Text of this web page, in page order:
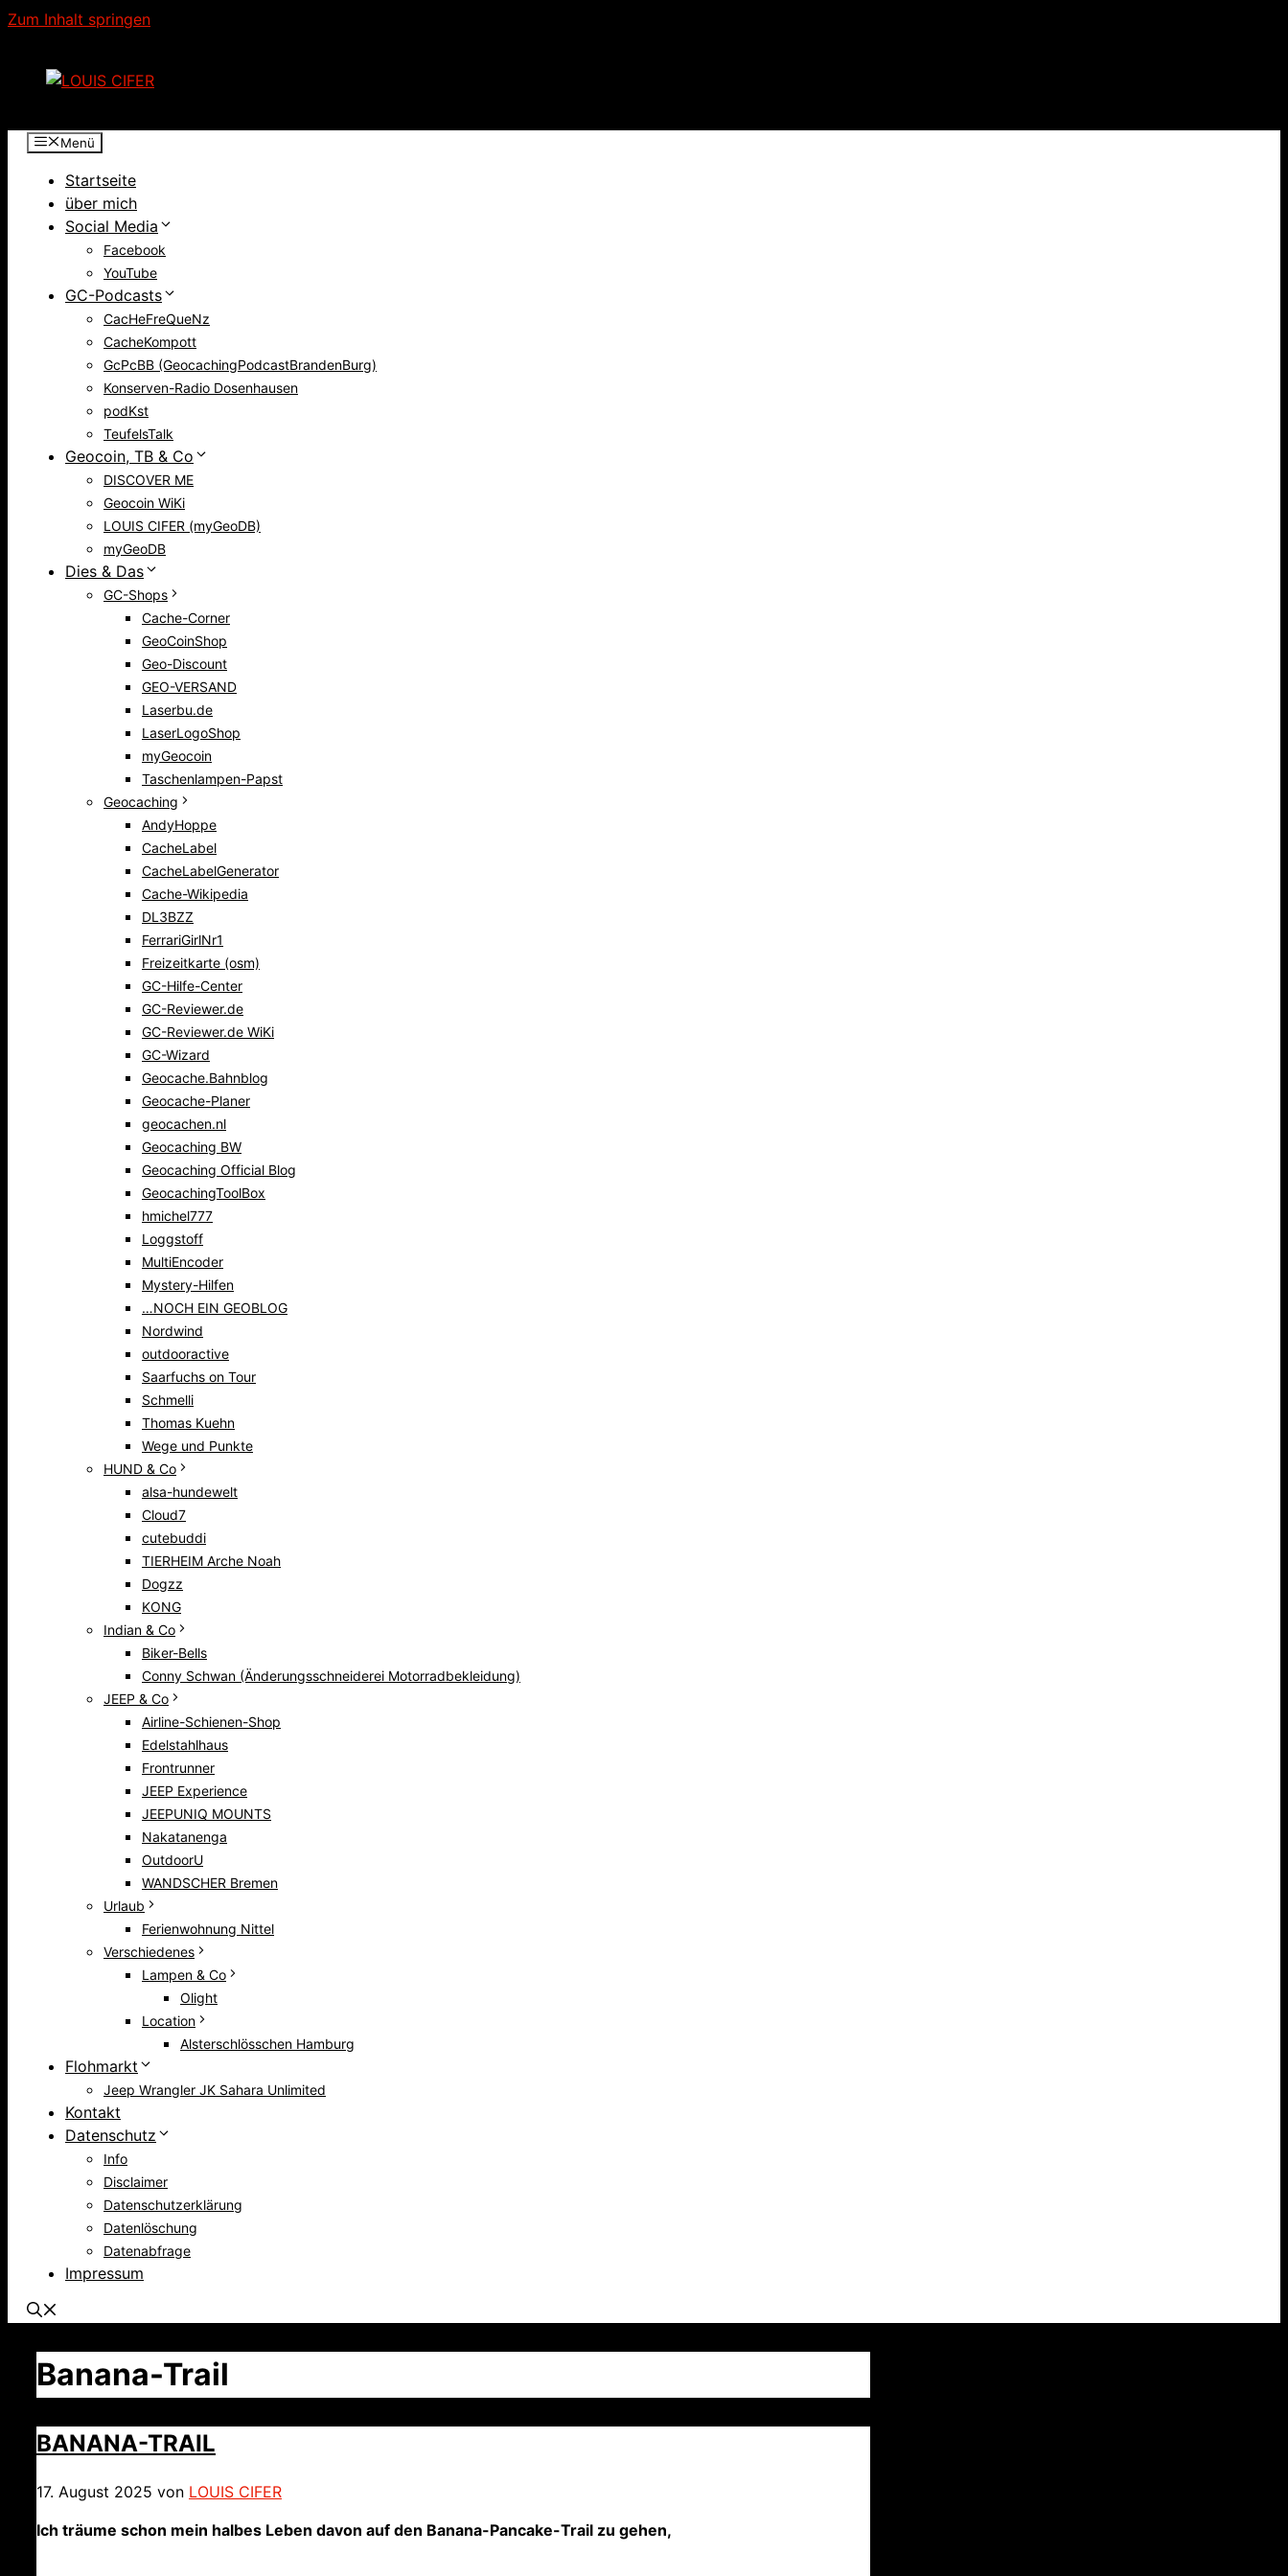
Zum Inhalt springen
Menü
Startseite
über mich
Social Media
Facebook
YouTube
GC-Podcasts
CacHeFreQueNz
CacheKompott
GcPcBB (GeocachingPodcastBrandenBurg)
Konserven-Radio Dosenhausen
podKst
TeufelsTalk
Geocoin, TB & Co
DISCOVER ME
Geocoin WiKi
LOUIS CIFER (myGeoDB)
myGeoDB
Dies & Das
GC-Shops
Cache-Corner
GeoCoinShop
Geo-Discount
GEO-VERSAND
Laserbu.de
LaserLogoShop
myGeocoin
Taschenlampen-Papst
Geocaching
AndyHoppe
CacheLabel
CacheLabelGenerator
Cache-Wikipedia
DL3BZZ
FerrariGirlNr1
Freizeitkarte (osm)
GC-Hilfe-Center
GC-Reviewer.de
GC-Reviewer.de WiKi
GC-Wizard
Geocache.Bahnblog
Geocache-Planer
geocachen.nl
Geocaching BW
Geocaching Official Blog
GeocachingToolBox
hmichel777
Loggstoff
MultiEncoder
Mystery-Hilfen
…NOCH EIN GEOBLOG
Nordwind
outdooractive
Saarfuchs on Tour
Schmelli
Thomas Kuehn
Wege und Punkte
HUND & Co
alsa-hundewelt
Cloud7
cutebuddi
TIERHEIM Arche Noah
Dogzz
KONG
Indian & Co
Biker-Bells
Conny Schwan (Änderungsschneiderei Motorradbekleidung)
JEEP & Co
Airline-Schienen-Shop
Edelstahlhaus
Frontrunner
JEEP Experience
JEEPUNIQ MOUNTS
Nakatanenga
OutdoorU
WANDSCHER Bremen
Urlaub
Ferienwohnung Nittel
Verschiedenes
Lampen & Co
Olight
Location
Alsterschlösschen Hamburg
Flohmarkt
Jeep Wrangler JK Sahara Unlimited
Kontakt
Datenschutz
Info
Disclaimer
Datenschutzerklärung
Datenlöschung
Datenabfrage
Impressum
Banana-Trail
BANANA-TRAIL
17. August 2025 von LOUIS CIFER
Ich träume schon mein halbes Leben davon auf den Banana-Pancake-Trail zu gehen,